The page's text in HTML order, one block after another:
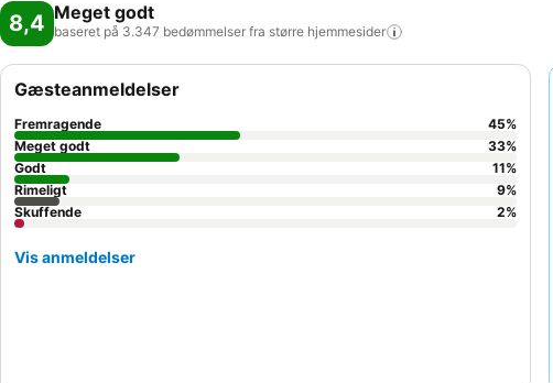
8,4 Meget godt
baseret på 3.347 bedømmelser fra større hjemmesider
Gæsteanmeldelser
Fremragende 45%
Meget godt
33%
Godt
11%
Rimeligt
9%
Skuffende
2%
Vis anmeldelser